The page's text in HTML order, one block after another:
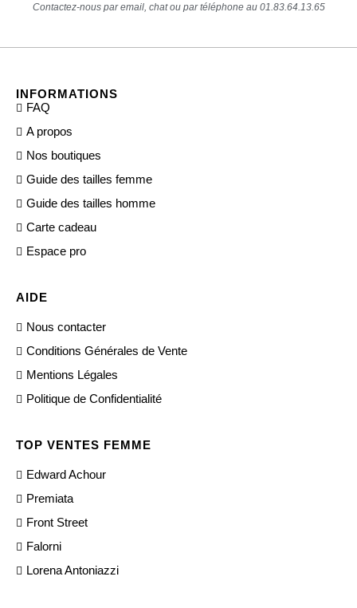
Contactez-nous par email, chat ou par téléphone au 01.83.64.13.65
INFORMATIONS
FAQ
A propos
Nos boutiques
Guide des tailles femme
Guide des tailles homme
Carte cadeau
Espace pro
AIDE
Nous contacter
Conditions Générales de Vente
Mentions Légales
Politique de Confidentialité
TOP VENTES FEMME
Edward Achour
Premiata
Front Street
Falorni
Lorena Antoniazzi